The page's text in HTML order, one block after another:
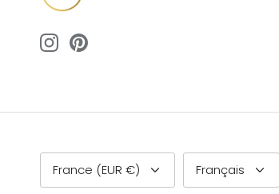
Devise
France (EUR €)
Langue
Français